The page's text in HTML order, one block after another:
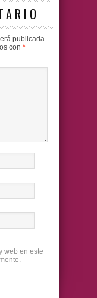
publicada.
con *
web en este